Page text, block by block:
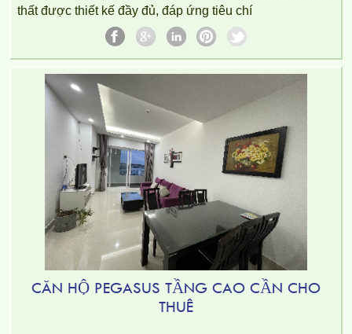
thất được thiết kế đầy đủ, đáp ứng tiêu chí
CĂN HỘ PEGASUS TẦNG CAO CẦN CHO
THUÊ